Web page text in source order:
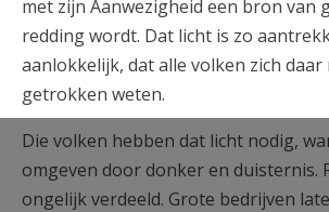
met zijn Aanwezigheid een bron van
redding wordt. Dat licht is zo
aanlokkelijk, dat alle volken zich daar
getrokken weten.
Die volken hebben dat licht nodig,
omgeven door donker en duisternis.
ongelijk verdeeld. Grote bedrijven